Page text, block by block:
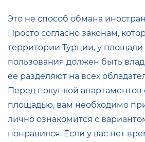
Это не способ обмана
Просто согласно законам,
территории Турции, у
пользования должен быть
ее разделяют на всех
Перед покупкой апартаментов
площадью, вам необходимо
лично ознакомится с
понравился. Если у вас нет